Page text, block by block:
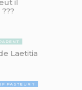
il
Laetitia
PASTEUR ?